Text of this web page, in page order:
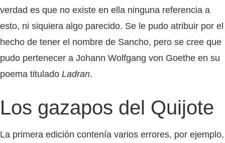
verdad es que no existe en ella ninguna referencia a
esto, ni siquiera algo parecido. Se le pudo atribuir por el
hecho de tener el nombre de Sancho, pero se cree que
pudo pertenecer a Johann Wolfgang von Goethe en su
poema titulado Ladran.
Los gazapos del Quijote
La primera edición contenía varios errores, por ejemplo,